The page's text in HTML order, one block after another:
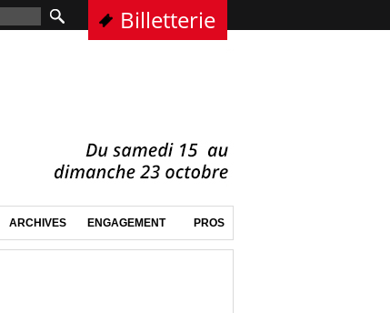
Billetterie
ARCHIVES ENGAGEMENT PROS